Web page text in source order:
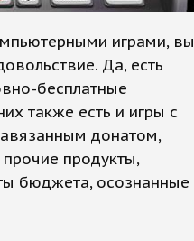
играми, вы
Да, есть
бесплатные
также есть и игры с
донатом,
прочие продукты,
бюджета, осознанные